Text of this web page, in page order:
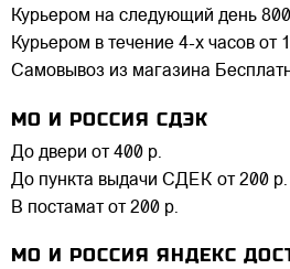
Курьером на следующий день
Курьером в течение 4-х часов от
Самовывоз из магазина
МО И РОССИЯ СДЭК
До двери от 400 р.
До пункта выдачи СДЕК от 200 р.
В постамат от 200 р.
МО И РОССИЯ ЯНДЕКС